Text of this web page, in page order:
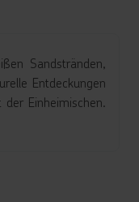
Sandstränden,
Entdeckungen
Einheimischen.